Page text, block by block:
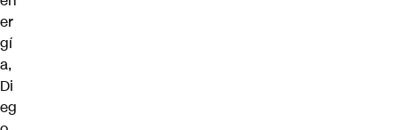
er
gí
a,
Di
eg